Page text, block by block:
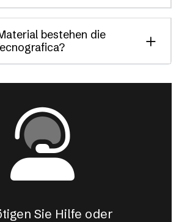
bestehen die
Sie Hilfe oder